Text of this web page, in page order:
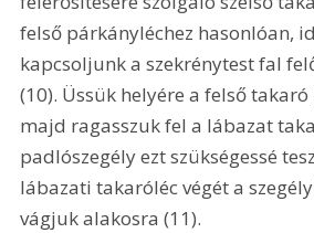
felső párkányléchez hasonlóan,
kapcsoljunk a szekrénytest fal
(10). Üssük helyére a felső
majd ragasszuk fel a lábazat
padlószegély ezt szükségessé
lábazati takaróléc végét a
vágjuk alakosra (11).